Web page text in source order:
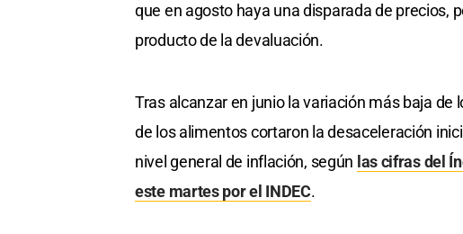
que en agosto haya una disparada de precios,
producto de la devaluación.
Tras alcanzar en junio la variación más baja
de los alimentos cortaron la desaceleración
nivel general de inflación, según las cifras del
este martes por el INDEC.